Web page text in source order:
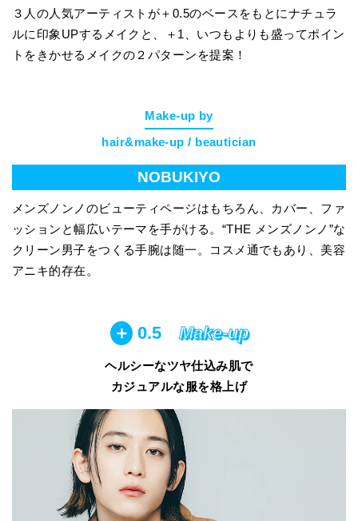
３人の人気アーティストが＋0.5のベースをもとにナチュラ
ルに印象UPするメイクと、＋1、いつもよりも盛ってポイン
トをきかせるメイクの２パターンを提案！
Make-up by
hair&make-up / beautician
NOBUKIYO
メンズノンノのビューティページはもちろん、カバー、ファ
ッションと幅広いテーマを手がける。“THE メンズノンノ”な
クリーン男子をつくる手腕は随一。コスメ通でもあり、美容
アニキ的存在。
＋ 0.5 Make-up
ヘルシーなツヤ仕込み肌で
カジュアルな服を格上げ